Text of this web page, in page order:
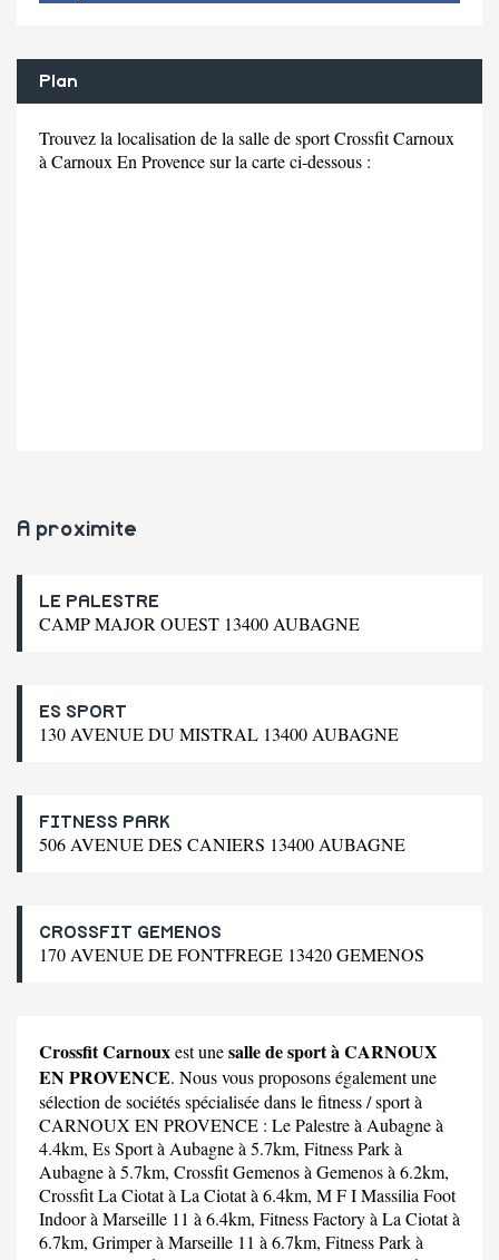
Plan
Trouvez la localisation de la salle de sport Crossfit Carnoux
à Carnoux En Provence sur la carte ci-dessous :
A proximite
LE PALESTRE
CAMP MAJOR OUEST 13400 AUBAGNE
ES SPORT
130 AVENUE DU MISTRAL 13400 AUBAGNE
FITNESS PARK
506 AVENUE DES CANIERS 13400 AUBAGNE
CROSSFIT GEMENOS
170 AVENUE DE FONTFREGE 13420 GEMENOS
Crossfit Carnouxest unesalle de sport à CARNOUX
EN PROVENCE. Nous vous proposons également une
sélection de sociétés spécialisée dans le fitness / sport à
CARNOUX EN PROVENCE : Le Palestreà Aubagne à
4.4km, Es Sportà Aubagne à 5.7km, Fitness Parkà
Aubagne à 5.7km, Crossfit Gemenosà Gemenos à 6.2km,
Crossfit La Ciotatà La Ciotat à 6.4km, M F I Massilia Foot
Indoorà Marseille 11 à 6.4km, Fitness Factoryà La Ciotat à
6.7km, Grimperà Marseille 11 à 6.7km, Fitness Parkà